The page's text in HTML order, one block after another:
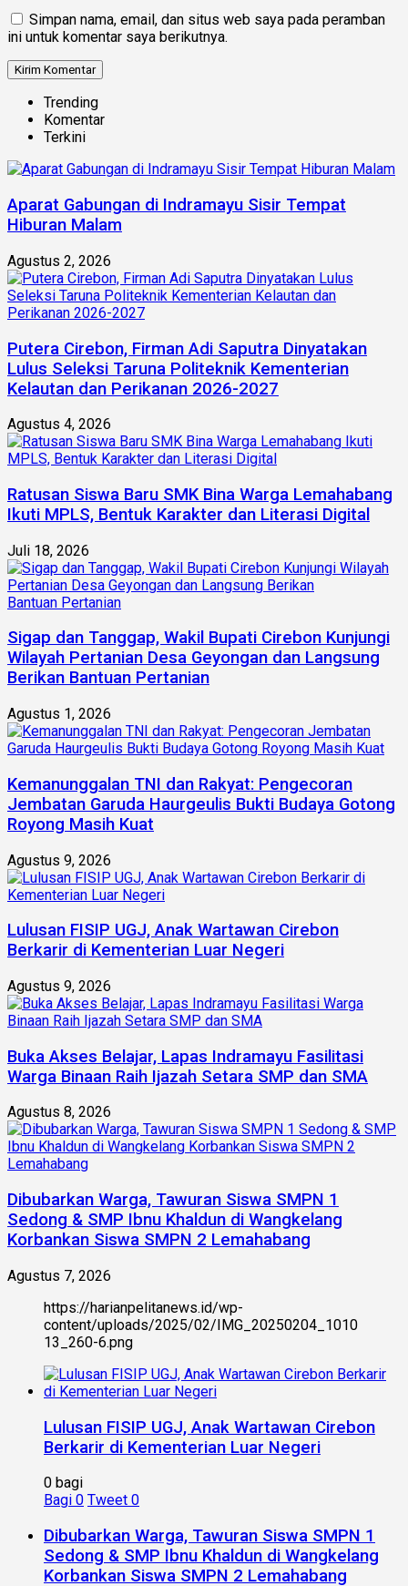
Simpan nama, email, dan situs web saya pada peramban
ini untuk komentar saya berikutnya.
Trending
Komentar
Terkini
Aparat Gabungan di Indramayu Sisir Tempat
Hiburan Malam
Agustus 2, 2026
Putera Cirebon, Firman Adi Saputra Dinyatakan
Lulus Seleksi Taruna Politeknik Kementerian
Kelautan dan Perikanan 2026-2027
Agustus 4, 2026
Ratusan Siswa Baru SMK Bina Warga Lemahabang
Ikuti MPLS, Bentuk Karakter dan Literasi Digital
Juli 18, 2026
Sigap dan Tanggap, Wakil Bupati Cirebon Kunjungi
Wilayah Pertanian Desa Geyongan dan Langsung
Berikan Bantuan Pertanian
Agustus 1, 2026
Kemanunggalan TNI dan Rakyat: Pengecoran
Jembatan Garuda Haurgeulis Bukti Budaya Gotong
Royong Masih Kuat
Agustus 9, 2026
Lulusan FISIP UGJ, Anak Wartawan Cirebon
Berkarir di Kementerian Luar Negeri
Agustus 9, 2026
Buka Akses Belajar, Lapas Indramayu Fasilitasi
Warga Binaan Raih Ijazah Setara SMP dan SMA
Agustus 8, 2026
Dibubarkan Warga, Tawuran Siswa SMPN 1
Sedong & SMP Ibnu Khaldun di Wangkelang
Korbankan Siswa SMPN 2 Lemahabang
Agustus 7, 2026
https://harianpelitanews.id/wp-
content/uploads/2025/02/IMG_20250204_1010
13_260-6.png
Lulusan FISIP UGJ, Anak Wartawan Cirebon
Berkarir di Kementerian Luar Negeri
0 bagi
Bagi 0 Tweet 0
Dibubarkan Warga, Tawuran Siswa SMPN 1
Sedong & SMP Ibnu Khaldun di Wangkelang
Korbankan Siswa SMPN 2 Lemahabang